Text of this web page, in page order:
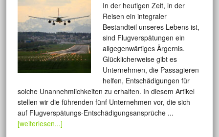
In der heutigen Zeit, in der
Reisen ein integraler
Bestandteil unseres Lebens ist,
sind Flugverspätungen ein
allgegenwärtiges Ärgernis.
Glücklicherweise gibt es
Unternehmen, die Passagieren
helfen, Entschädigungen für
solche Unannehmlichkeiten zu erhalten. In diesem Artikel
stellen wir die führenden fünf Unternehmen vor, die sich
auf Flugverspätungs-Entschädigungsansprüche ...
[weiterlesen...]